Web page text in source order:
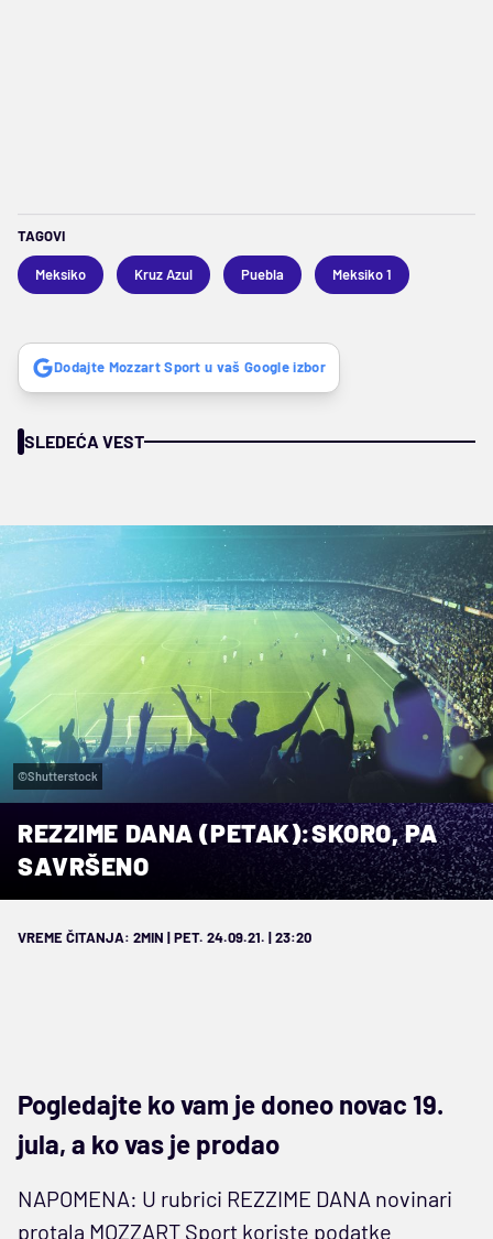
TAGOVI
Meksiko Kruz Azul Puebla Meksiko 1
Dodajte Mozzart Sport u vaš Google izbor
SLEDEĆA VEST
©Shutterstock
REZZIME DANA (PETAK):SKORO, PA
SAVRŠENO
VREME ČITANJA: 2MIN | PET. 24.09.21. | 23:20
Pogledajte ko vam je doneo novac 19.
jula, a ko vas je prodao
NAPOMENA: U rubrici REZZIME DANA novinari
protala MOZZART Sport koriste podatke